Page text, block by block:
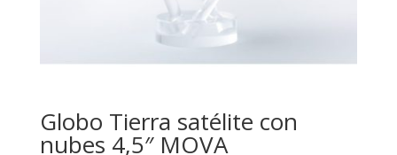
Globo Tierra satélite con
nubes 4,5″ MOVA